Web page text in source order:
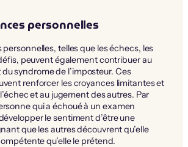
personnelles
personnelles, telles que les échecs, les
peuvent également contribuer au
syndrome de l’imposteur. Ces
renforcer les croyances limitantes et
et au jugement des autres. Par
qui a échoué à un examen
le sentiment d’être une
que les autres découvrent qu’elle
qu’elle le prétend.